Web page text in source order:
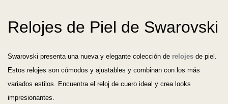
Relojes de Piel de Swarovski
Swarovski presenta una nueva y elegante colección de relojes de piel.
Estos relojes son cómodos y ajustables y combinan con los más
variados estilos. Encuentra el reloj de cuero ideal y crea looks
impresionantes.